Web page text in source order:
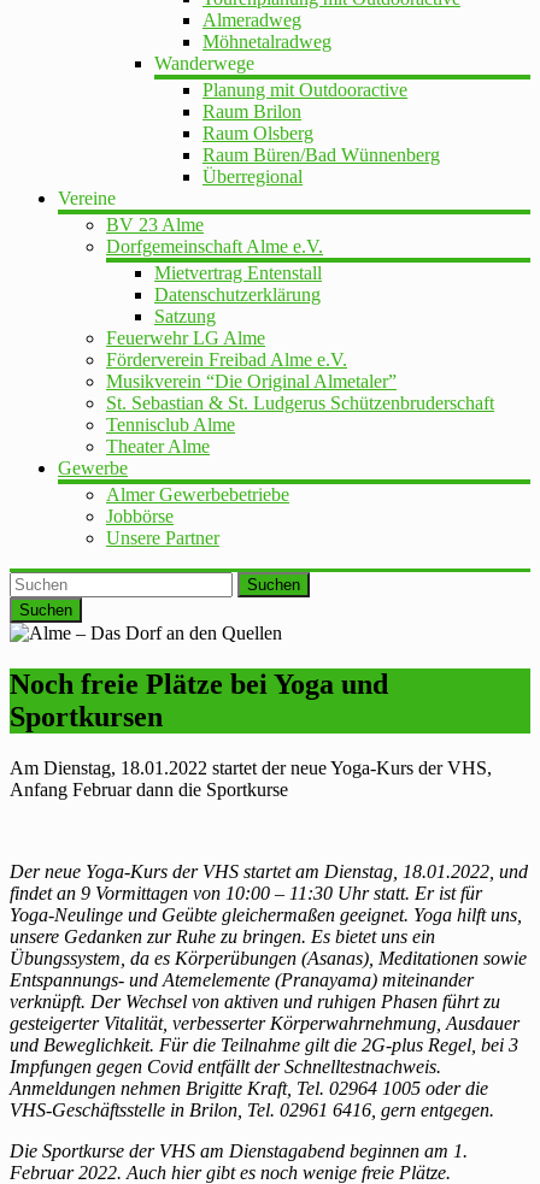
Almeradweg
Möhnetalradweg
Wanderwege
Planung mit Outdooractive
Raum Brilon
Raum Olsberg
Raum Büren/Bad Wünnenberg
Überregional
Vereine
BV 23 Alme
Dorfgemeinschaft Alme e.V.
Mietvertrag Entenstall
Datenschutzerklärung
Satzung
Feuerwehr LG Alme
Förderverein Freibad Alme e.V.
Musikverein “Die Original Almetaler”
St. Sebastian & St. Ludgerus Schützenbruderschaft
Tennisclub Alme
Theater Alme
Gewerbe
Almer Gewerbebetriebe
Jobbörse
Unsere Partner
Suchen
Noch freie Plätze bei Yoga und
Sportkursen
Am Dienstag, 18.01.2022 startet der neue Yoga-Kurs der VHS,
Anfang Februar dann die Sportkurse
Der neue Yoga-Kurs der VHS startet am Dienstag, 18.01.2022, und
findet an 9 Vormittagen von 10:00 – 11:30 Uhr statt. Er ist für
Yoga-Neulinge und Geübte gleichermaßen geeignet. Yoga hilft uns,
unsere Gedanken zur Ruhe zu bringen. Es bietet uns ein
Übungssystem, da es Körperübungen (Asanas), Meditationen sowie
Entspannungs- und Atemelemente (Pranayama) miteinander
verknüpft. Der Wechsel von aktiven und ruhigen Phasen führt zu
gesteigerter Vitalität, verbesserter Körperwahrnehmung, Ausdauer
und Beweglichkeit. Für die Teilnahme gilt die 2G-plus Regel, bei 3
Impfungen gegen Covid entfällt der Schnelltestnachweis.
Anmeldungen nehmen Brigitte Kraft, Tel. 02964 1005 oder die
VHS-Geschäftsstelle in Brilon, Tel. 02961 6416, gern entgegen.
Die Sportkurse der VHS am Dienstagabend beginnen am 1.
Februar 2022. Auch hier gibt es noch wenige freie Plätze.